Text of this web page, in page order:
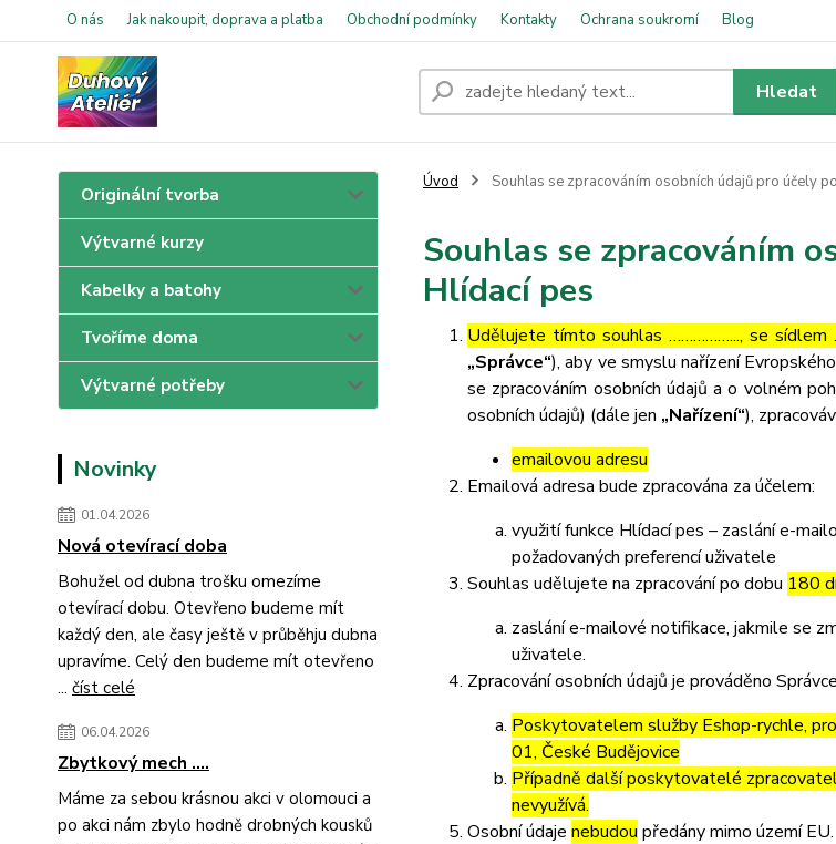
O nás Jak nakoupit, doprava a platba Obchodní podmínky Kontakty Ochrana soukromí Blog
Hledat
Originální tvorba
Výtvarné kurzy
Kabelky a batohy
Tvoříme doma
Výtvarné potřeby
Novinky
01.04.2026
Nová otevírací doba
Bohužel od dubna trošku omezíme
otevírací dobu. Otevřeno budeme mít
každý den, ale časy ještě v průběhju dubna
upravíme. Celý den budeme mít otevřeno
... číst celé
06.04.2026
Zbytkový mech ....
Máme za sebou krásnou akci v olomouci a
po akci nám zbylo hodně drobných kousků
Úvod Souhlas se zpracováním osobních údajů pro účely
Souhlas se zpracováním
Hlídací pes
Udělujete tímto souhlas ……………..., se
„Správce“), aby ve smyslu nařízení
se zpracováním osobních údajů a o volném
osobních údajů) (dále jen „Nařízení“),
emailovou adresu
Emailová adresa bude zpracována za účelem:
využití funkce Hlídací pes – zaslání e-
požadovaných preferencí uživatele
Souhlas udělujete na zpracování po dobu 180
zaslání e-mailové notifikace, jakmile se
uživatele.
Zpracování osobních údajů je prováděno
Poskytovatelem služby Eshop-rychle,
01, České Budějovice
Případně další poskytovatelé
nevyužívá.
Osobní údaje nebudou předány mimo území EU.